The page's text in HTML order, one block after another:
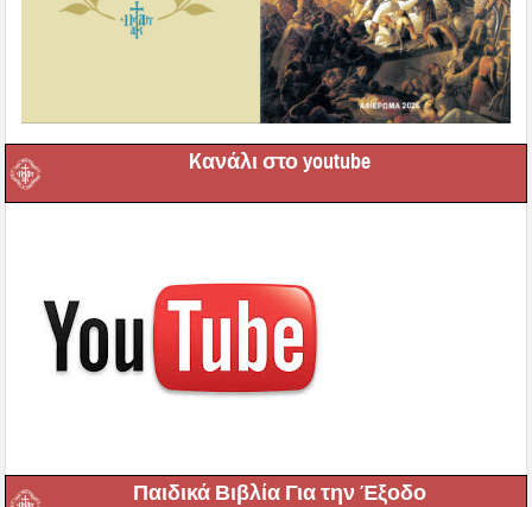
Kανάλι στο youtube
Παιδικά Βιβλία Για την Έξοδο